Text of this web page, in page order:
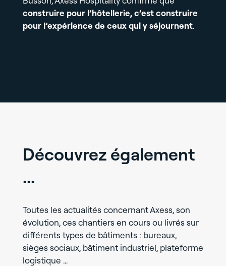
construire pour l’hôtellerie, c’est construire
pour l’expérience de ceux qui y séjournent.
Découvrez également
...
Toutes les actualités concernant Axess, son
évolution, ces chantiers en cours ou livrés sur
différents types de bâtiments : bureaux,
sièges sociaux, bâtiment industriel, plateforme
logistique …